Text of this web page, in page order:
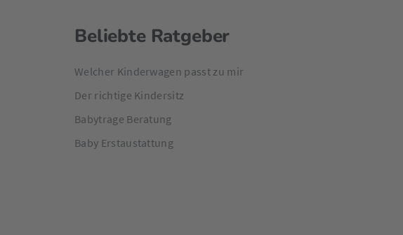
Beliebte Ratgeber
Welcher Kinderwagen passt zu mir
Der richtige Kindersitz
Babytrage Beratung
Baby Erstaustattung